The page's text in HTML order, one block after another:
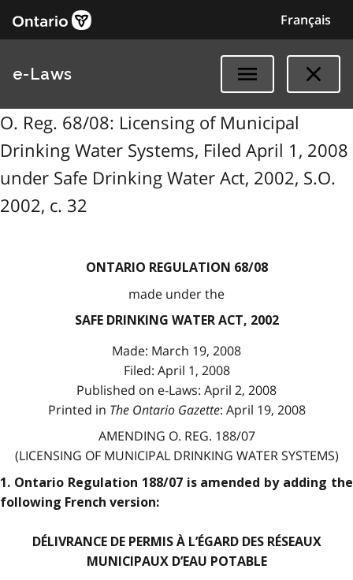
Français
e-Laws
O. Reg. 68/08: Licensing of Municipal
Drinking Water Systems, Filed April 1, 2008
under Safe Drinking Water Act, 2002, S.O.
2002, c. 32
ONTARIO REGULATION 68/08
made under the
SAFE DRINKING WATER ACT, 2002
Made: March 19, 2008
Filed: April 1, 2008
Published on e-Laws: April 2, 2008
Printed in The Ontario Gazette: April 19, 2008
AMENDING O. REG. 188/07
(LICENSING OF MUNICIPAL DRINKING WATER SYSTEMS)
1. Ontario Regulation 188/07 is amended by adding the
following French version:
DÉLIVRANCE DE PERMIS À L’ÉGARD DES RÉSEAUX
MUNICIPAUX D’EAU POTABLE